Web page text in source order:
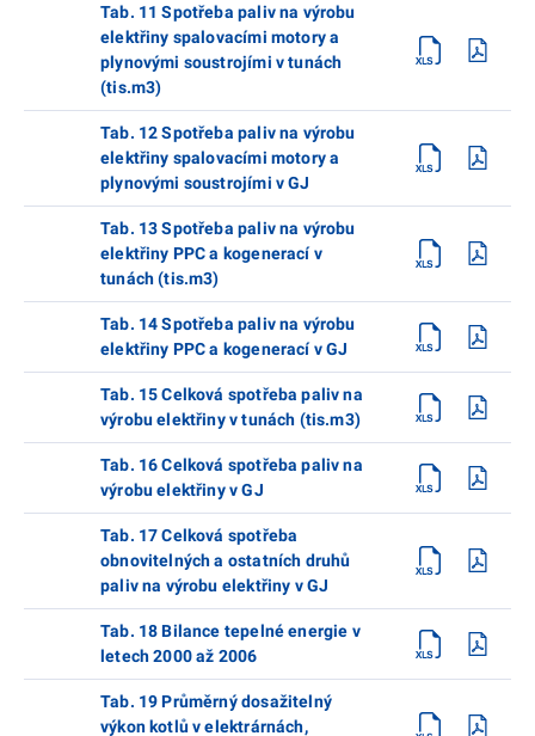
Tab. 11 Spotřeba paliv na výrobu
elektřiny spalovacími motory a
plynovými soustrojími v tunách
(tis.m3)
Tab. 12 Spotřeba paliv na výrobu
elektřiny spalovacími motory a
plynovými soustrojími v GJ
Tab. 13 Spotřeba paliv na výrobu
elektřiny PPC a kogenerací v
tunách (tis.m3)
Tab. 14 Spotřeba paliv na výrobu
elektřiny PPC a kogenerací v GJ
Tab. 15 Celková spotřeba paliv na
výrobu elektřiny v tunách (tis.m3)
Tab. 16 Celková spotřeba paliv na
výrobu elektřiny v GJ
Tab. 17 Celková spotřeba
obnovitelných a ostatních druhů
paliv na výrobu elektřiny v GJ
Tab. 18 Bilance tepelné energie v
letech 2000 až 2006
Tab. 19 Průměrný dosažitelný
výkon kotlů v elektrárnách,